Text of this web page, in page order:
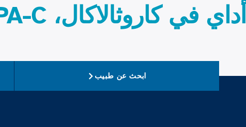
أداي في كاروثالاكال، PA-C
ابحث عن طبيب